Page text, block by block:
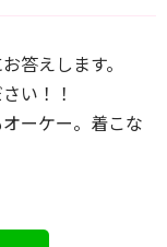
答えします。
い！！
ーケー。着こな